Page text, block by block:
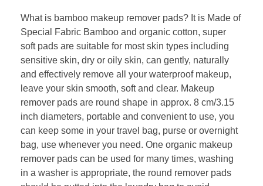
What is bamboo makeup remover pads? It is Made of
Special Fabric Bamboo and organic cotton, super
soft pads are suitable for most skin types including
sensitive skin, dry or oily skin, can gently, naturally
and effectively remove all your waterproof makeup,
leave your skin smooth, soft and clear. Makeup
remover pads are round shape in approx. 8 cm/3.15
inch diameters, portable and convenient to use, you
can keep some in your travel bag, purse or overnight
bag, use whenever you need. One organic makeup
remover pads can be used for many times, washing
in a washer is appropriate, the round remover pads